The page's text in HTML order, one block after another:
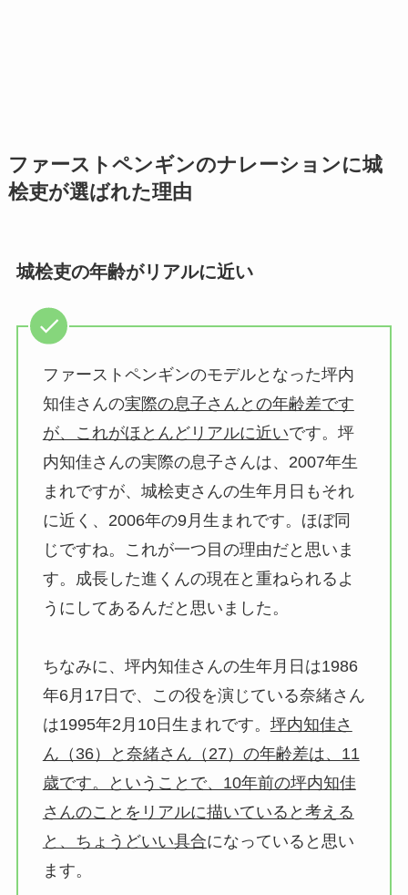
ファーストペンギンのナレーションに城
桧吏が選ばれた理由
城桧吏の年齢がリアルに近い
ファーストペンギンのモデルとなった坪内
知佳さんの実際の息子さんとの年齢差です
が、これがほとんどリアルに近いです。坪
内知佳さんの実際の息子さんは、2007年生
まれですが、城桧吏さんの生年月日もそれ
に近く、2006年の9月生まれです。ほぼ同
じですね。これが一つ目の理由だと思いま
す。成長した進くんの現在と重ねられるよ
うにしてあるんだと思いました。
ちなみに、坪内知佳さんの生年月日は1986
年6月17日で、この役を演じている奈緒さん
は1995年2月10日生まれです。 坪内知佳さ
ん（36）と奈緒さん（27）の年齢差は、11
歳です。ということで、10年前の坪内知佳
さんのことをリアルに描いていると考える
と、ちょうどいい具合になっていると思い
ます。